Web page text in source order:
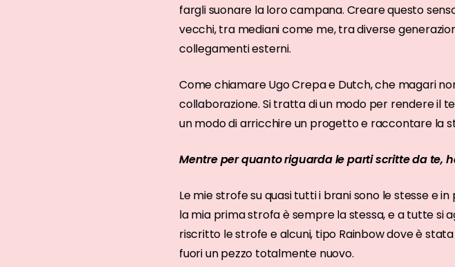
fargli suonare la loro campana. Creare questo
vecchi, tra mediani come me, tra diverse
collegamenti esterni.
Come chiamare Ugo Crepa e Dutch, che magari
collaborazione. Si tratta di un modo per rendere il
un modo di arricchire un progetto e raccontare la
Mentre per quanto riguarda le parti scritte da te,
Le mie strofe su quasi tutti i brani sono le stesse e in
la mia prima strofa è sempre la stessa, e a tutte si
riscritto le strofe e alcuni, tipo Rainbow dove è
fuori un pezzo totalmente nuovo.